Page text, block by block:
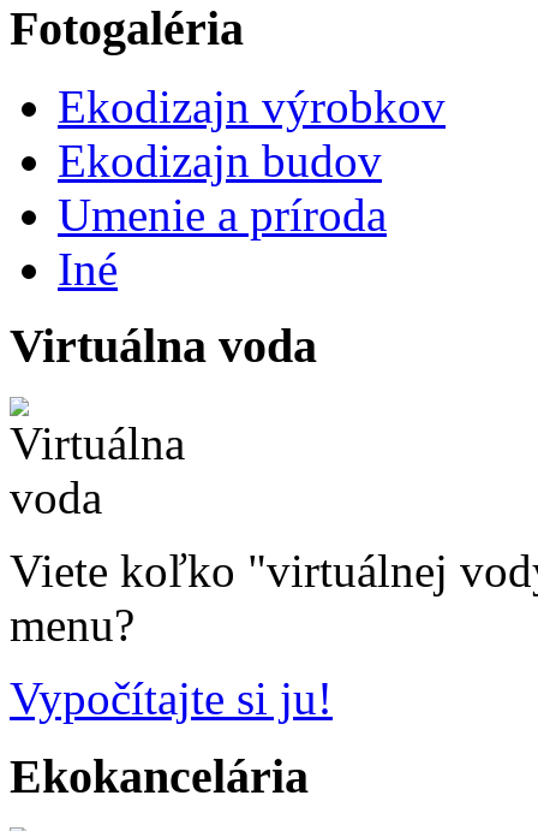
Fotogaléria
Ekodizajn výrobkov
Ekodizajn budov
Umenie a príroda
Iné
Virtuálna voda
Viete koľko "virtuálnej
menu?
Vypočítajte si ju!
Ekokancelária